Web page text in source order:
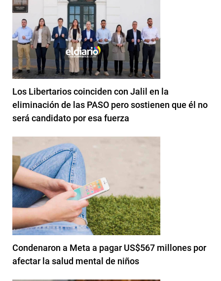
Los Libertarios coinciden con Jalil en la
eliminación de las PASO pero sostienen que él no
será candidato por esa fuerza
Condenaron a Meta a pagar US$567 millones por
afectar la salud mental de niños